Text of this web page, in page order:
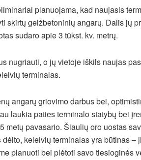
planuojama, kad naujasis
skirtų gelžbetoninių angarų. Dalis jų
sudaro apie 3 tūkst. kv. metrų.
nugriauti, o jų vietoje iškils naujas
terminalas.
angarų griovimo darbus bei,
laukia paties terminalo statybų bei
metų pavasario. Šiaulių oro uostas
keleivių terminalas yra būtinas –
planuoti bei plėtoti savo tiesioginės